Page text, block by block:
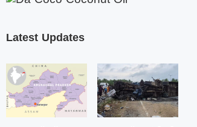
Latest Updates